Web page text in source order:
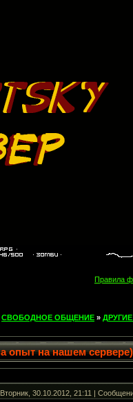
Правила
СВОБОДНОЕ ОБЩЕНИЕ »
опыт на нашем сервере)
30.10.2012, 21:11 |